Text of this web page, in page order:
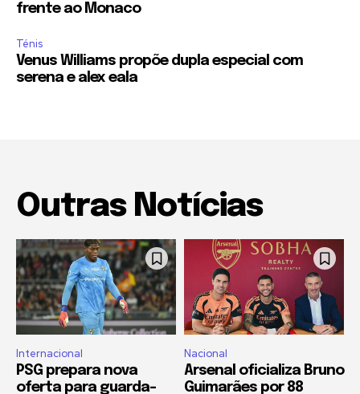
frente ao Monaco
Ténis
Venus Williams propõe dupla especial com
serena e alex eala
Outras Notícias
Internacional
PSG prepara nova
oferta para guarda-
Nacional
Arsenal oficializa Bruno
Guimarães por 88